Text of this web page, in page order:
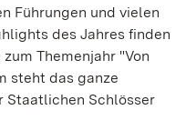
Führungen und vielen
des Jahres finden
Themenjahr "Von
steht das ganze
Staatlichen Schlösser